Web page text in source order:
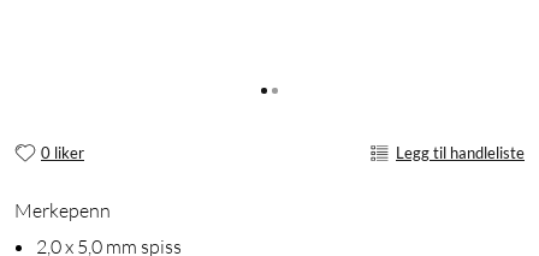
0 liker Legg til handleliste
Merkepenn
2,0 x 5,0 mm spiss